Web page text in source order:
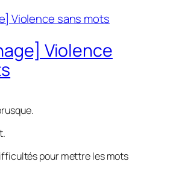
Violence
pour mettre les mots